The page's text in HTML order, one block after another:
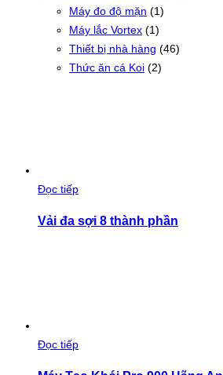
Máy đo độ mặn (1)
Máy lắc Vortex (1)
Thiết bị nhà hàng (46)
Thức ăn cá Koi (2)
Đọc tiếp
Vải đa sợi 8 thành phần
Đọc tiếp